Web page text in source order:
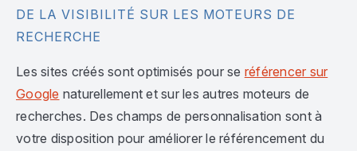
DE LA VISIBILITÉ SUR LES MOTEURS DE
RECHERCHE
Les sites créés sont optimisés pour se référencer sur
Google naturellement et sur les autres moteurs de
recherches. Des champs de personnalisation sont à
votre disposition pour améliorer le référencement du